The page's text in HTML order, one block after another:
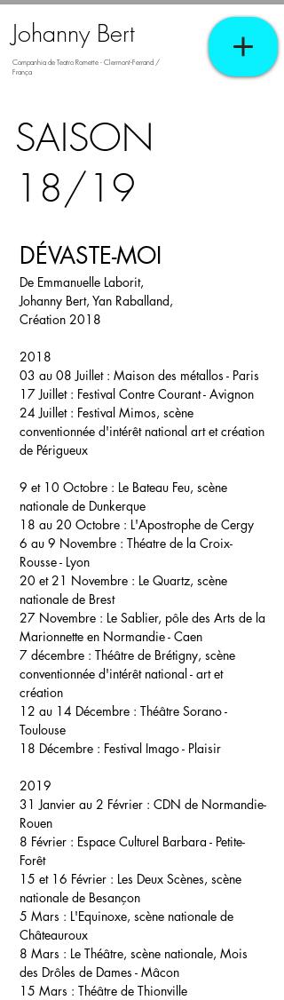
Johanny Bert
Companhia de Teatro Romette - Clermont-Ferrand /
França
SAISON
18/19
DÉVASTE-MOI
De Emmanuelle Laborit,
Johanny Bert, Yan Raballand,
Création 2018
2018
03 au 08 Juillet : Maison des métallos - Paris
17 Juillet : Festival Contre Courant - Avignon
24 Juillet : Festival Mimos, scène
conventionnée d'intérêt national art et création
de Périgueux
9 et 10 Octobre : Le Bateau Feu, scène
nationale de Dunkerque
18 au 20 Octobre : L'Apostrophe de Cergy
6 au 9 Novembre : Théatre de la Croix-
Rousse - Lyon
20 et 21 Novembre : Le Quartz, scène
nationale de Brest
27 Novembre : Le Sablier, pôle des Arts de la
Marionnette en Normandie - Caen
7 décembre : Théâtre de Brétigny, scène
conventionnée d'intérêt national - art et
création
12 au 14 Décembre : Théâtre Sorano -
Toulouse
18 Décembre : Festival Imago - Plaisir
2019
31 Janvier au 2 Février : CDN de Normandie-
Rouen
8 Février : Espace Culturel Barbara - Petite-
Forêt
15 et 16 Février : Les Deux Scènes, scène
nationale de Besançon
5 Mars : L'Equinoxe, scène nationale de
Châteauroux
8 Mars : Le Théâtre, scène nationale, Mois
des Drôles de Dames - Mâcon
15 Mars : Théâtre de Thionville